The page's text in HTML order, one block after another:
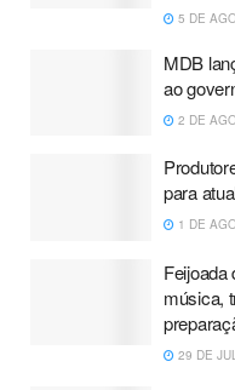
5 DE
MDB
ao
2 DE
para
1 DE
Feijoada
música,
29 DE